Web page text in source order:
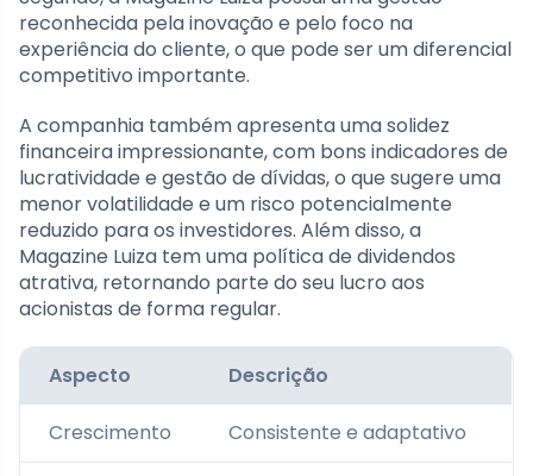
reconhecida pela inovação e pelo foco na
experiência do cliente, o que pode ser um diferencial
competitivo importante.
A companhia também apresenta uma solidez
financeira impressionante, com bons indicadores de
lucratividade e gestão de dívidas, o que sugere uma
menor volatilidade e um risco potencialmente
reduzido para os investidores. Além disso, a
Magazine Luiza tem uma política de dividendos
atrativa, retornando parte do seu lucro aos
acionistas de forma regular.
Aspecto Descrição
Crescimento Consistente e adaptativo